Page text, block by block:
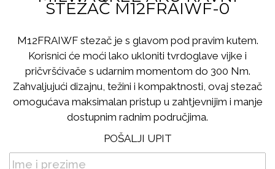
STEZAČ M12FRAIWF-0
M12FRAIWF stezač je s glavom pod pravim kutem.
Korisnici će moći lako ukloniti tvrdoglave vijke i
pričvršćivače s udarnim momentom do 300 Nm.
Zahvaljujući dizajnu, težini i kompaktnosti, ovaj stezač
omogućava maksimalan pristup u zahtjevnijim i manje
dostupnim radnim područjima.
POŠALJI UPIT